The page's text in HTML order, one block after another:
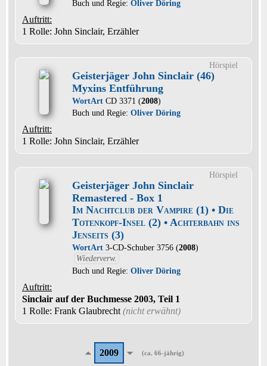
Buch und Regie: Oliver Döring
Auftritt:
1 Rolle: John Sinclair, Erzähler
Hörspiel
Geisterjäger John Sinclair (46)
Myxins Entführung
WortArt CD 3371 (2008)
Buch und Regie: Oliver Döring
Auftritt:
1 Rolle: John Sinclair, Erzähler
Hörspiel
Geisterjäger John Sinclair
Remastered - Box 1
Im Nachtclub der Vampire (1) • Die
Totenkopf-Insel (2) • Achterbahn ins
Jenseits (3)
WortArt 3-CD-Schuber 3756 (2008)
Wiederverw.
Buch und Regie: Oliver Döring
Auftritt:
Sinclair auf der Buchmesse 2003, Teil 1
1 Rolle: Frank Glaubrecht (nicht erwähnt)
2009 (ca. 66-jährig)